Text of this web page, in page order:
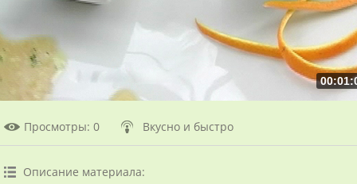
Просмотры: 0 Вкусно и быстро
Описание материала: